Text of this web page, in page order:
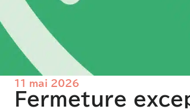
11 mai 2026
Fermeture